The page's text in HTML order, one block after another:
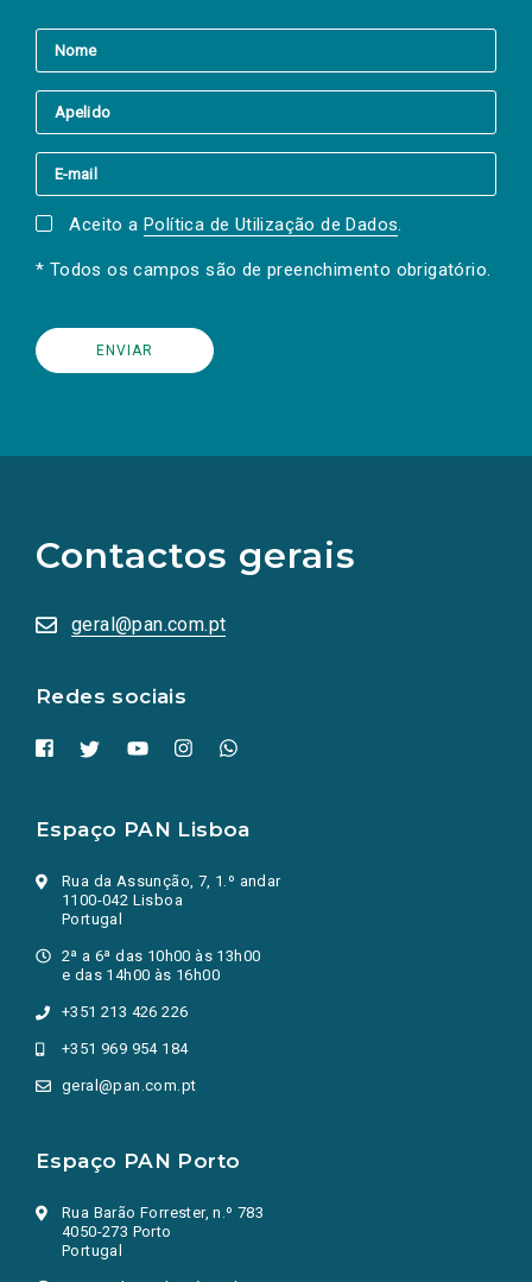
Aceito a Política de Utilização de Dados.
* Todos os campos são de preenchimento obrigatório.
Contactos gerais
geral@pan.com.pt
Redes sociais
redes
sociais
numa
nova
Espaço PAN Lisboa
Rua da Assunção, 7, 1.º andar
1100-042 Lisboa
Portugal
2ª a 6ª das 10h00 às 13h00
e das 14h00 às 16h00
+351 213 426 226
+351 969 954 184
geral@pan.com.pt
Espaço PAN Porto
Rua Barão Forrester, n.º 783
4050-273 Porto
Portugal